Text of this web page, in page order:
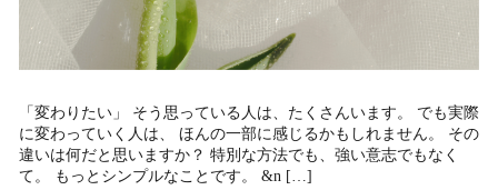
「変わりたい」 そう思っている人は、たくさんいます。 でも実際
に変わっていく人は、 ほんの一部に感じるかもしれません。 その
違いは何だと思いますか？ 特別な方法でも、強い意志でもなく
て。 もっとシンプルなことです。 &n […]